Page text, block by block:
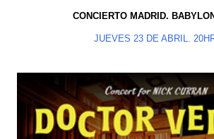
CONCIERTO MADRID.
JUEVES 23 DE ABRIL.